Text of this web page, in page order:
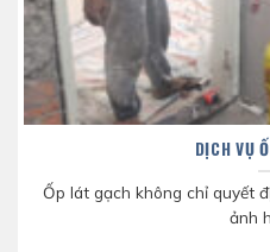
DỊCH VỤ
Ốp lát gạch không chỉ quyết
ảnh